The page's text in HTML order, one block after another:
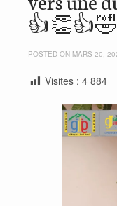
👍👏👍🤣
POSTED ON MARS 20,
Visites : 4 884